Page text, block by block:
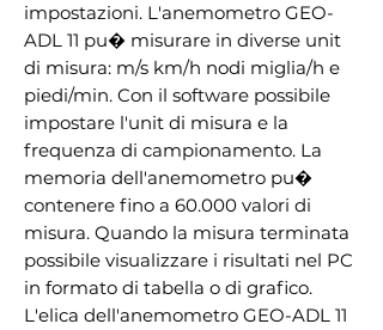
impostazioni. L'anemometro GEO-
ADL 11 pu� misurare in diverse unit
di misura: m/s km/h nodi miglia/h e
piedi/min. Con il software possibile
impostare l'unit di misura e la
frequenza di campionamento. La
memoria dell'anemometro pu�
contenere fino a 60.000 valori di
misura. Quando la misura terminata
possibile visualizzare i risultati nel PC
in formato di tabella o di grafico.
L'elica dell'anemometro GEO-ADL 11